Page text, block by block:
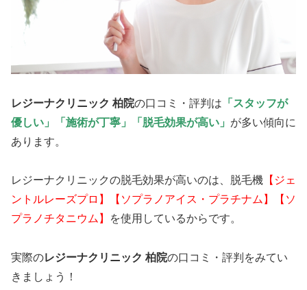
レジーナクリニック 柏院の口コミ・評判は 「スタッフが
優しい」「施術が丁寧」「脱毛効果が高い」 が多い傾向に
あります。
レジーナクリニックの脱毛効果が高いのは、脱毛機 【ジェ
ントルレーズプロ】【ソプラノアイス・プラチナム】【ソ
プラノチタニウム】
を使用しているからです。
実際のレジーナクリニック 柏院の口コミ・評判をみてい
きましょう！